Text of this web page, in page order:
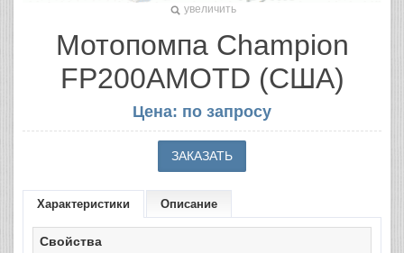
увеличить
Мотопомпа Champion
FP200AMOTD (США)
Цена: по запросу
Характеристики Описание
Свойства